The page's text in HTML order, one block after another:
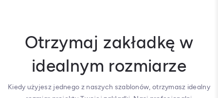
Otrzymaj zakładkę w
idealnym rozmiarze
Kiedy użyjesz jednego z naszych szablonów, otrzymasz idealny